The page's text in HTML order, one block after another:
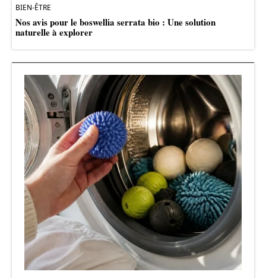
BIEN-ÊTRE
Nos avis pour le boswellia serrata bio : Une solution
naturelle à explorer